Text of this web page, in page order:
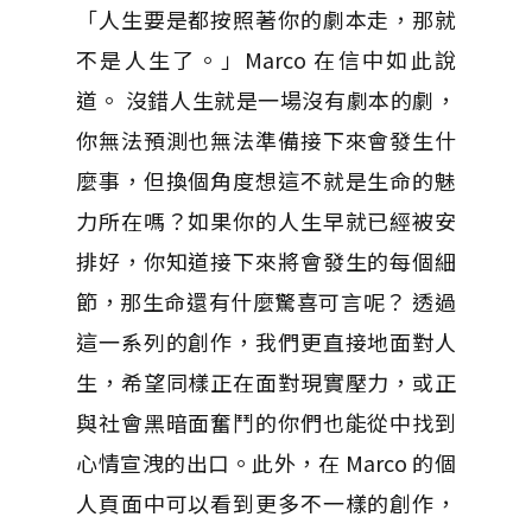
「人生要是都按照著你的劇本走，那就
不是人生了。」Marco 在信中如此說
道。 沒錯人生就是一場沒有劇本的劇，
你無法預測也無法準備接下來會發生什
麼事，但換個角度想這不就是生命的魅
力所在嗎？如果你的人生早就已經被安
排好，你知道接下來將會發生的每個細
節，那生命還有什麼驚喜可言呢？ 透過
這一系列的創作，我們更直接地面對人
生，希望同樣正在面對現實壓力，或正
與社會黑暗面奮鬥的你們也能從中找到
心情宣洩的出口。此外，在 Marco 的個
人頁面中可以看到更多不一樣的創作，